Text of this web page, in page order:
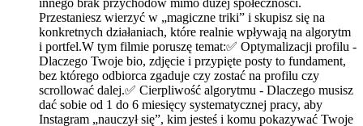
innego brak przychodów mimo dużej społeczności.
Przestaniesz wierzyć w „magiczne triki” i skupisz się na
konkretnych działaniach, które realnie wpływają na algorytm
i portfel.W tym filmie poruszę temat:✅ Optymalizacji profilu -
Dlaczego Twoje bio, zdjęcie i przypięte posty to fundament,
bez którego odbiorca zgaduje czy zostać na profilu czy
scrollować dalej.✅ Cierpliwość algorytmu - Dlaczego musisz
dać sobie od 1 do 6 miesięcy systematycznej pracy, aby
Instagram „nauczył się”, kim jesteś i komu pokazywać Twoje